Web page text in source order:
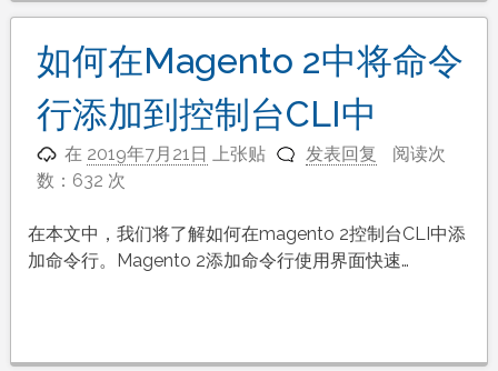
如何在Magento 2中将命令
行添加到控制台CLI中
在 2019年7月21日 上张贴 发表回复
阅读次
数：632 次
在本文中，我们将了解如何在magento 2控制台CLI中添
加命令行。Magento 2添加命令行使用界面快速…